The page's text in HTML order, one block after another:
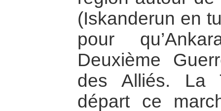
(Iskanderun en
pour
Deuxième
des Alliés. La
départ ce